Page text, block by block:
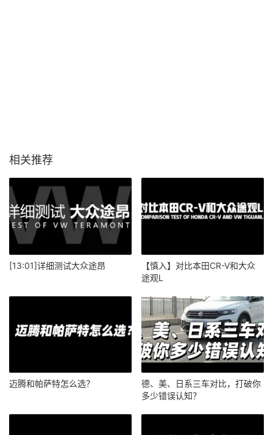
相关推荐
[13:01]详细测试大众途昂
【慎入】对比本田CR-V和大众
途观L
迈腾和帕萨特怎么选？
德、美、日系三车对比，打破你
多少错误认知？